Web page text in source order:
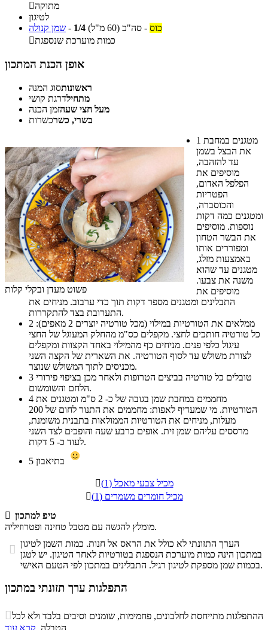
מתוקה
לטיגון
שמן קנולה - 1/4 כוס - סה"כ (60 מ"ל)
כמות מוערכת שנספגת
אופן הכנת המתכון
ראשונותסוג המנה
מתחילדרגת קושי
מעל חצי שעהזמן הכנה
בשרי, כשרכשרות
פשוט מעדן ובקלי קלות
1
את הבצל בשמן
עד להזהבה,
מוסיפים את
הפלפל האדום,
הפטריות
והכוסברה,
ומטגנים כמה דקות
נוספות. מוסיפים
את הבשר הטחון
ומפוררים אותו
באמצעות מזלג,
מטגנים עד שהוא
משנה את צבעו.
מוסיפים את
התבלינים ומטגנים מספר דקות תוך כדי ערבוב. מניחים את
התערובת בצד להתקררות.
2
כל טורטיה חותכים לחצי. מקפלים כס"מ מהחלק המעוגל של החצי
עיגול כלפי פנים. מניחים כף מהמילוי באחד הקצוות ומקפלים
לצורת משולש עד לסוף הטורטיה. את השארית של הקצה השני
מכניסים לתוך המשולש שנוצר.
3
הלחם והשומשום.
4
הטורטיות. מי שמעדיף לאפות: מחממים את התנור לחום של 200
מעלות, מניחים את הטורטיות הממולאות בתבנית משומנת,
מרססים עליהם שמן זית. אופים כרבע שעה והופכים לצד השני
לעוד כ- 5 דקות.
5

מכיל צבעי מאכל (1)

מכיל חומרים משמרים (1)
 טיפ למתכון
מומלץ להגשה עם מטבל טחינה ופטרוזיליה.
 הערך התזונתי לא כולל את הראס אל חנות. כמות השמן לטיגון
במתכון הינה כמות מוערכת הנספגת בטורטיות לאחר הטיגון. יש לטגן
בכמות שמן מספקת לטיגון רגיל. התבלינים במתכון לפי הטעם האישי.
התפלגות ערך תזונתי במתכון
התפלגות ערך תזונתי במתכון
סיבים
ההתפלגות מתייחסת לחלבונים, פחמימות, שומנים וסיבים בלבד ולא לכל
הטבלה. קרא עוד